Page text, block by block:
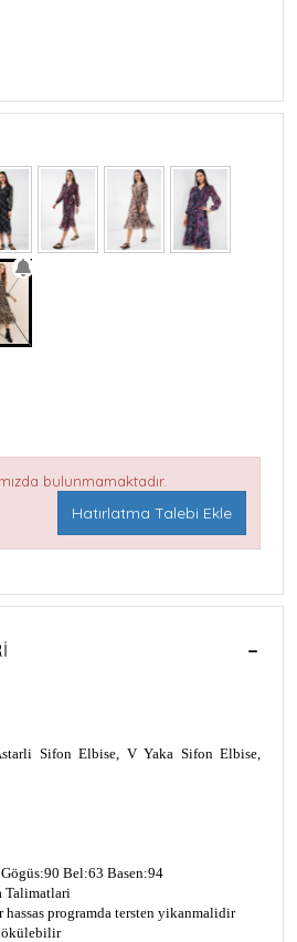
bulunmamaktadır.
Hatırlatma Talebi Ekle
Sifon Elbise, V Yaka Sifon Elbise,
Bel:63 Basen:94
Talimatlari
programda tersten yikanmalidir